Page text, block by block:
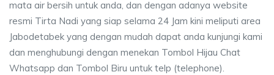
mata air bersih untuk anda, dan dengan adanya website
resmi Tirta Nadi yang siap selama 24 Jam kini meliputi area
Jabodetabek yang dengan mudah dapat anda kunjungi kami
dan menghubungi dengan menekan Tombol Hijau Chat
Whatsapp dan Tombol Biru untuk telp (telephone).